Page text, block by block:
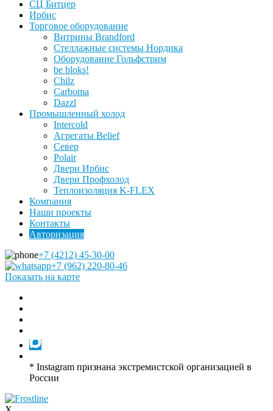
СЦ Битцер
Ирбис
Торговое оборудование
Витрины Brandford
Стеллажные системы Нордика
Оборудование Гольфстрим
be bloks!
Chilz
Carboma
Dazzl
Промышленный холод
Intercold
Агрегаты Belief
Север
Polair
Двери Ирбис
Двери Профхолод
Теплоизоляция K-FLEX
Компания
Наши проекты
Контакты
Авторизация
+7 (4212) 45-30-00
+7 (962) 220-80-46
Показать на карте
* Instagram признана экстремистской организацией в
России